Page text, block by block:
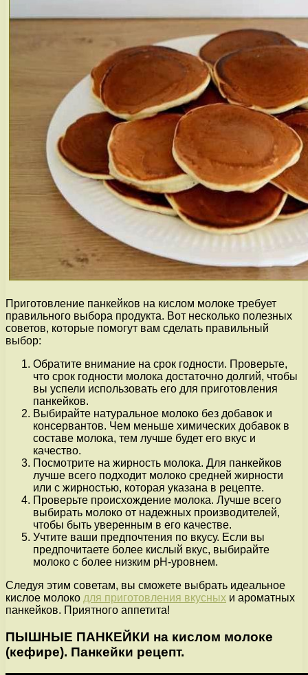
Приготовление панкейков на кислом молоке требует
правильного выбора продукта. Вот несколько полезных
советов, которые помогут вам сделать правильный
выбор:
Обратите внимание на срок годности. Проверьте,
что срок годности молока достаточно долгий, чтобы
вы успели использовать его для приготовления
панкейков.
Выбирайте натуральное молоко без добавок и
консервантов. Чем меньше химических добавок в
составе молока, тем лучше будет его вкус и
качество.
Посмотрите на жирность молока. Для панкейков
лучше всего подходит молоко средней жирности
или с жирностью, которая указана в рецепте.
Проверьте происхождение молока. Лучше всего
выбирать молоко от надежных производителей,
чтобы быть уверенным в его качестве.
Учтите ваши предпочтения по вкусу. Если вы
предпочитаете более кислый вкус, выбирайте
молоко с более низким pH-уровнем.
Следуя этим советам, вы сможете выбрать идеальное
кислое молоко для приготовления вкусных и ароматных
панкейков. Приятного аппетита!
ПЫШНЫЕ ПАНКЕЙКИ на кислом молоке
(кефире). Панкейки рецепт.